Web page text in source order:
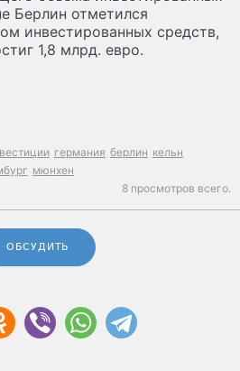
Берлин отметился
инвестированных средств,
1,8 млрд. евро.
германия берлин кельн
мюнхен
8 просмотров всего.
ОБСУДИТЬ